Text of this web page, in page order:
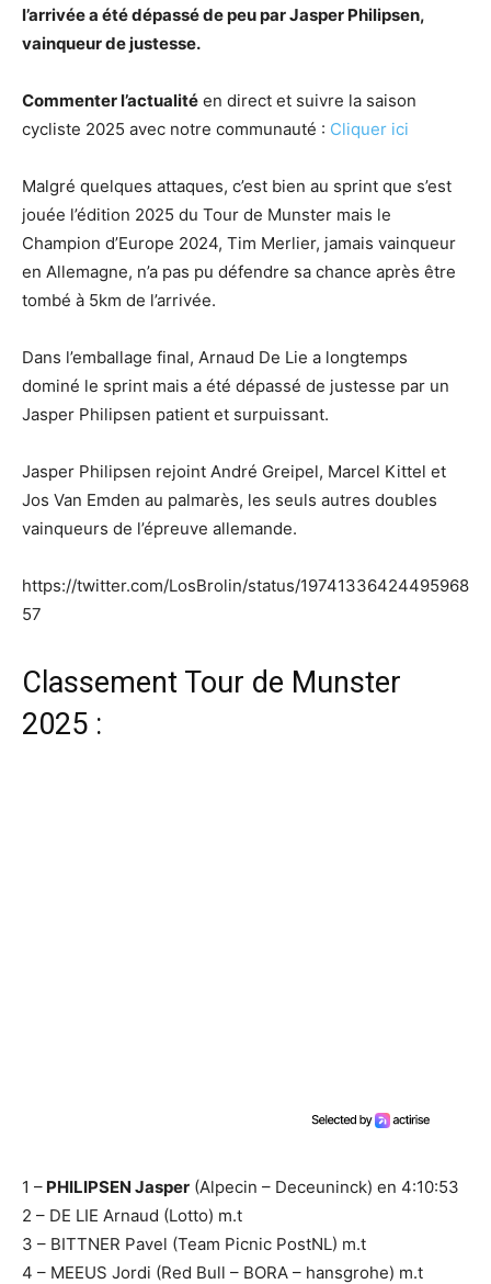
l’arrivée a été dépassé de peu par Jasper Philipsen,
vainqueur de justesse.
Commenter l’actualité en direct et suivre la saison
cycliste 2025 avec notre communauté : Cliquer ici
Malgré quelques attaques, c’est bien au sprint que s’est
jouée l’édition 2025 du Tour de Munster mais le
Champion d’Europe 2024, Tim Merlier, jamais vainqueur
en Allemagne, n’a pas pu défendre sa chance après être
tombé à 5km de l’arrivée.
Dans l’emballage final, Arnaud De Lie a longtemps
dominé le sprint mais a été dépassé de justesse par un
Jasper Philipsen patient et surpuissant.
Jasper Philipsen rejoint André Greipel, Marcel Kittel et
Jos Van Emden au palmarès, les seuls autres doubles
vainqueurs de l’épreuve allemande.
https://twitter.com/LosBrolin/status/19741336424495968
57
Classement Tour de Munster
2025 :
1 – PHILIPSEN Jasper (Alpecin – Deceuninck) en 4:10:53
2 – DE LIE Arnaud (Lotto) m.t
3 – BITTNER Pavel (Team Picnic PostNL) m.t
4 – MEEUS Jordi (Red Bull – BORA – hansgrohe) m.t